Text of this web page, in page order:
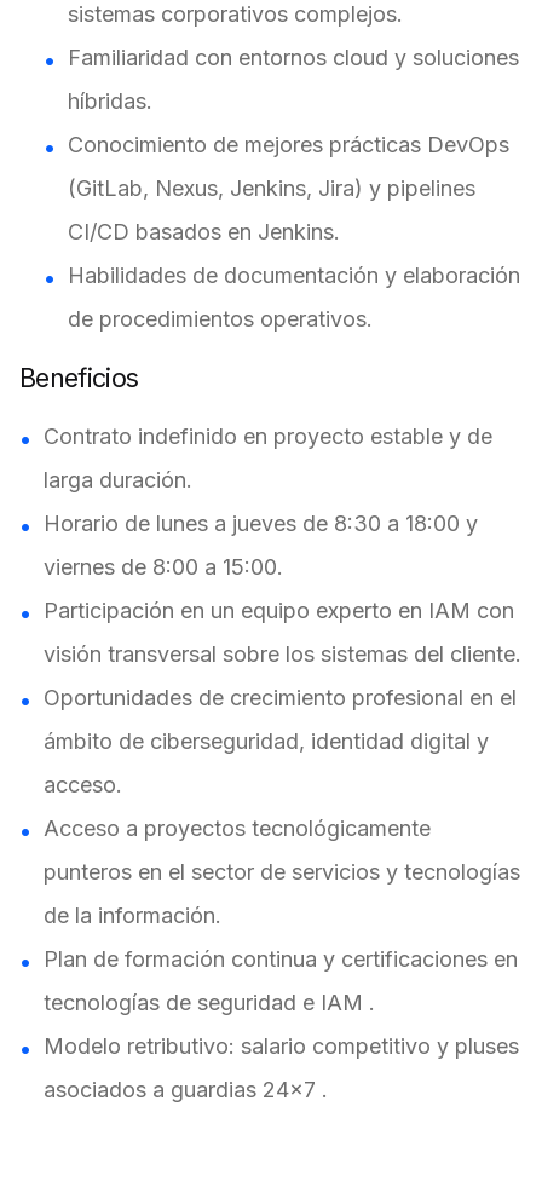
sistemas corporativos complejos.
Familiaridad con entornos cloud y soluciones
híbridas.
Conocimiento de mejores prácticas DevOps
(GitLab, Nexus, Jenkins, Jira) y pipelines
CI/CD basados en Jenkins.
Habilidades de documentación y elaboración
de procedimientos operativos.
Beneficios
Contrato indefinido en proyecto estable y de
larga duración.
Horario de lunes a jueves de 8:30 a 18:00 y
viernes de 8:00 a 15:00.
Participación en un equipo experto en IAM con
visión transversal sobre los sistemas del cliente.
Oportunidades de crecimiento profesional en el
ámbito de ciberseguridad, identidad digital y
acceso.
Acceso a proyectos tecnológicamente
punteros en el sector de servicios y tecnologías
de la información.
Plan de formación continua y certificaciones en
tecnologías de seguridad e IAM .
Modelo retributivo: salario competitivo y pluses
asociados a guardias 24x7 .